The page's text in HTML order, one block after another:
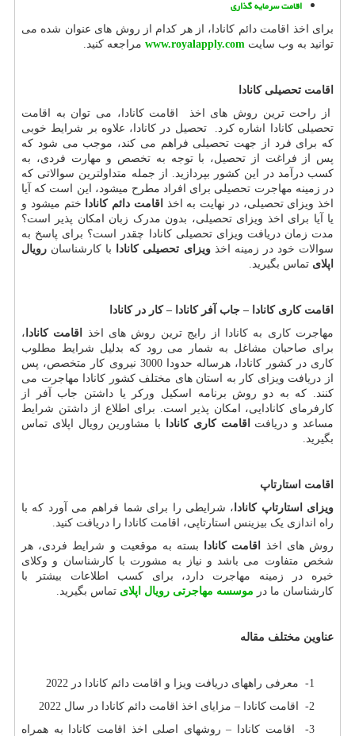
اقامت سرمایه گذاری
برای اخذ اقامت دائم کانادا، از هر کدام از روش های عنوان شده می
توانید به وب سایت www.royalapply.com مراجعه کنید.
اقامت تحصیلی کانادا
از راحت ترین روش های اخذ اقامت کانادا، می توان به اقامت
تحصیلی کانادا اشاره کرد. تحصیل در کانادا، علاوه بر شرایط خوبی
که برای فرد از جهت تحصیلی فراهم می کند، موجب می شود که
پس از فراغت از تحصیل، با توجه به تخصص و مهارت فردی، به
کسب درآمد در این کشور بپردازید. از جمله متداولترین سوالاتی که
در زمینه مهاجرت تحصیلی برای افراد مطرح میشود، این است که آیا
اخذ ویزای تحصیلی، در نهایت به اخذ
اقامت دائم کانادا ختم میشود و
یا آیا برای اخذ ویزای تحصیلی، بدون مدرک زبان امکان پذیر است؟
مدت زمان دریافت ویزای تحصیلی کانادا چقدر است؟ برای پاسخ به
سوالات خود در زمینه اخذویزای تحصیلی کانادا با کارشناسان رویال
اپلای تماس بگیرید.
اقامت کاری کانادا – جاب آفر کانادا – کار در کانادا
مهاجرت کاری به کانادا از رایج ترین روش های اخذ
اقامت کانادا ،
برای صاحبان مشاغل به شمار می رود که بدلیل شرایط مطلوب
کاری در کشور کانادا، هرساله حدودا 3000 نیروی کار متخصص، پس
از دریافت ویزای کار به استان های مختلف کشور کانادا مهاجرت می
کنند. که به دو روش برنامه اسکیل ورکر یا داشتن جاب آفر از
کارفرمای کانادایی، امکان پذیر است. برای اطلاع از داشتن شرایط
مساعد و دریافت
اقامت کاری کانادا
با مشاورین رویال اپلای تماس
بگیرید.
اقامت استارتاپ
ویزای استارتاپ کانادا ، شرایطی را برای شما فراهم می آورد که با
راه اندازی یک بیزینس استارتاپی، اقامت کانادا را دریافت کنید.
روش های اخذ
اقامت کانادا
بسته به موقعیت و شرایط فردی، هر
شخص متفاوت می باشد و نیاز به مشورت با کارشناسان و وکلای
خبره در زمینه مهاجرت دارد، برای کسب اطلاعات بیشتر با
کارشناسان ما در موسسه مهاجرتی رویال اپلای تماس بگیرید.
عناوین مختلف مقاله
1- معرفی راههای دریافت ویزا و اقامت دائم کانادا در 2022
2- اقامت کانادا – مزایای اخذ اقامت دائم کانادا در سال 2022
3- اقامت کانادا – روشهای اصلی اخذ اقامت کانادا به همراه